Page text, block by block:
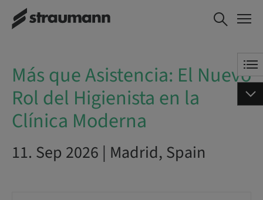
Más que Asistencia: El Nuevo
Rol del Higienista en la Clínica
BOOK NOW
Más que Asistencia: El Nuevo
Rol del Higienista en la
Clínica Moderna
11. Sep 2026 | Madrid, Spain